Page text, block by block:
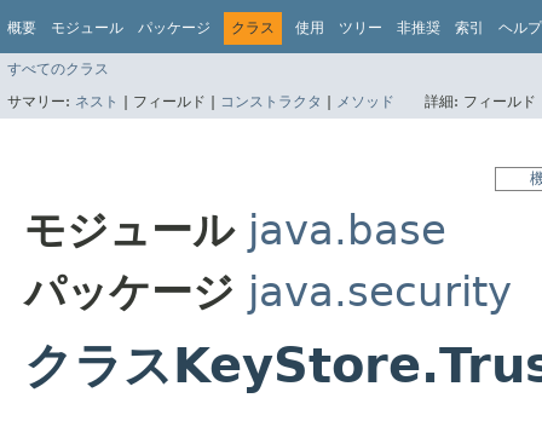
概要 モジュール パッケージ クラス 使用 ツリー 非推奨 索引 ヘルプ
すべてのクラス
サマリー: ネスト | フィールド | コンストラクタ | メソッド 詳細: フィール
モジュール java.base
パッケージ java.security
クラス